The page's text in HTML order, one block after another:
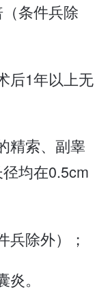
条件兵除
后1年以上无
精索、副睾
均在0.5cm
兵除外）；
。